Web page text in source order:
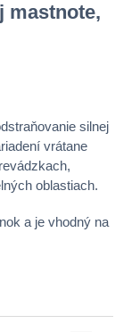
mastnote,
silnej
vrátane
oblastiach.
a je vhodný na